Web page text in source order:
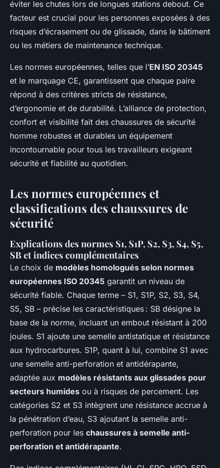
éviter les chutes lors de longues stations debout. Ce
facteur est crucial pour les personnes exposées à des
risques d’écrasement ou de glissade, dans le bâtiment
ou les métiers de maintenance technique.
Les normes européennes, telles que l’EN ISO 20345
et le marquage CE, garantissent que chaque paire
répond à des critères stricts de résistance,
d’ergonomie et de durabilité. L’alliance de protection,
confort et visibilité fait des chaussures de sécurité
homme robustes et durables un équipement
incontournable pour tous les travailleurs exigeant
sécurité et fiabilité au quotidien.
Les normes européennes et
classifications des chaussures de
sécurité
Explications des normes S1, S1P, S2, S3, S4, S5,
SB et indices complémentaires
Le choix de modèles homologués selon normes
européennes ISO 20345 garantit un niveau de
sécurité fiable. Chaque terme – S1, S1P, S2, S3, S4,
S5, SB – précise les caractéristiques : SB désigne la
base de la norme, incluant un embout résistant à 200
joules. S1 ajoute une semelle antistatique et résistance
aux hydrocarbures. S1P, quant à lui, combine S1 avec
une semelle anti-perforation et antidérapante,
adaptée aux modèles résistants aux glissades pour
secteurs humides ou à risques de percement. Les
catégories S2 et S3 intègrent une résistance accrue à
la pénétration d’eau, S3 ajoutant la semelle anti-
perforation pour les chaussures à semelle anti-
perforation et antidérapante.